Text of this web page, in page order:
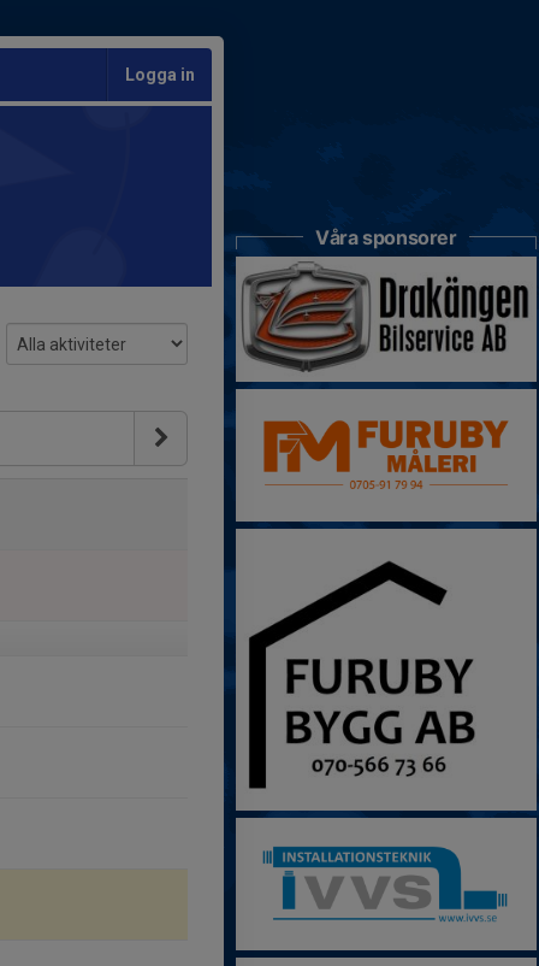
Logga in
Våra sponsorer